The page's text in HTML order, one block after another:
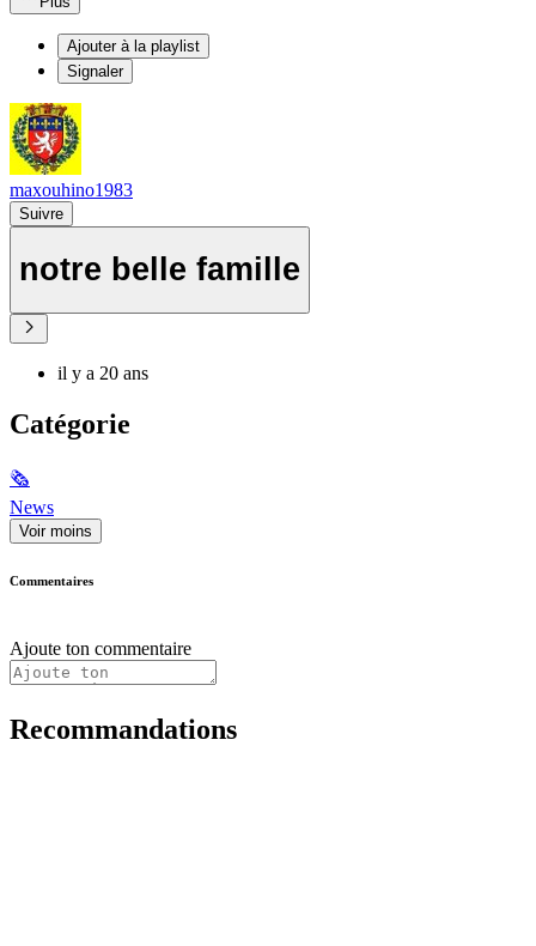
Ajouter à la playlist
Signaler
maxouhino1983
Suivre
notre belle famille
il y a 20 ans
Catégorie
🗞
News
Voir moins
Commentaires
Ajoute ton commentaire
Recommandations